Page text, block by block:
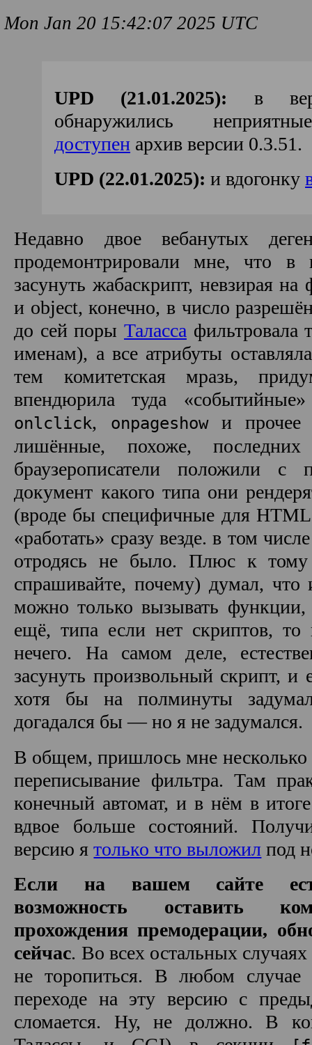
Mon Jan 20 15:42:07 2025 UTC
UPD (21.01.2025): в
обнаружились
доступен архив версии 0.3.51.
UPD (22.01.2025): и вдогонку
Недавно двое вебанутых
продемонтрировали мне, что
засунуть жабаскрипт, невзирая на
и object, конечно, в число
до сей поры Таласса фильтровала
именам), а все атрибуты
тем комитетская мразь,
впендюрила туда
onlclick, onpageshowи прочее
лишённые, похоже, последних
браузерописатели положили
документ какого типа они
(вроде бы специфичные для
«работать» сразу везде. в том
отродясь не было. Плюс к
спрашивайте, почему) думал, что
можно только вызывать функции,
ещё, типа если нет скриптов, то
нечего. На самом деле,
засунуть произвольный скрипт,
хотя бы на полминуты
догадался бы — но я не задумался.
В общем, пришлось мне несколько
переписывание фильтра. Там
конечный автомат, и в нём в
вдвое больше состояний.
версию ятолько что выложил под
Если на вашем сайте
возможность оставить
прохождения премодерации,
сейчас. Во всех остальных
не торопиться. В любом случае
переходе на эту версию с
сломается. Ну, не должно. В